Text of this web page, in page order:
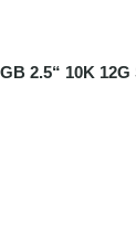
2.5“ 10K